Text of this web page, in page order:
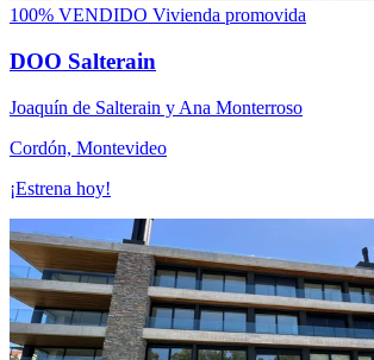
100% VENDIDO Vivienda promovida
DOO Salterain
Joaquín de Salterain y Ana Monterroso
Cordón, Montevideo
¡Estrena hoy!